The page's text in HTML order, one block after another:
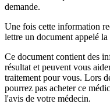
demande.
Une fois cette information
lettre un document appelé la
Ce document contient des
résultat et peuvent vous
traitement pour vous. Lors
pourrez pas acheter ce
l'avis de votre médecin.